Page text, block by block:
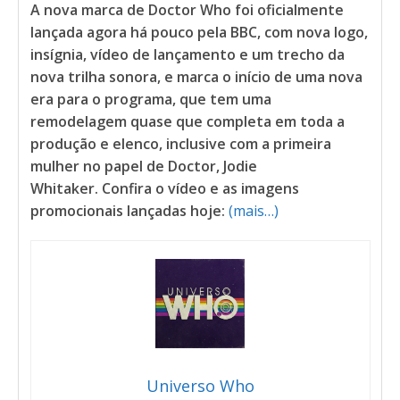
A nova marca de Doctor Who foi oficialmente
lançada agora há pouco pela BBC, com nova logo,
insígnia, vídeo de lançamento e um trecho da
nova trilha sonora, e marca o início de uma nova
era para o programa, que tem uma
remodelagem quase que completa em toda a
produção e elenco, inclusive com a primeira
mulher no papel de Doctor, Jodie
Whitaker. Confira o vídeo e as imagens
promocionais lançadas hoje: (mais…)
Universo Who